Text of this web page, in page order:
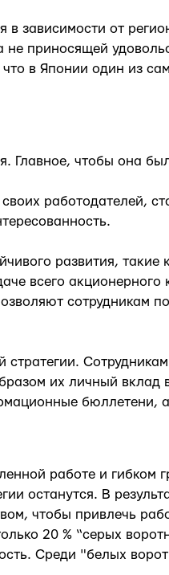
в зависимости от
не приносящей
в Японии один из
Главное, чтобы она
работодателей,
развития, такие
всего акционерного
сотрудникам
стратегии.
их личный вклад
бюллетени,
работе и гибком
останутся. В
чтобы привлечь
20 % “серых
Среди "белых